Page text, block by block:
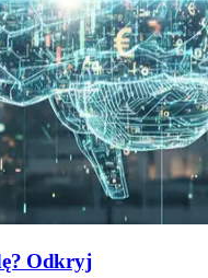
Odkryj